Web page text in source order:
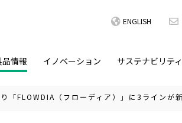
ENGLISH
情報 イノベーション サステナビリティ
FLOWDIA（フローディア）」に3ラインが新